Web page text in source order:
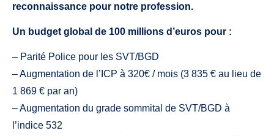
reconnaissance pour notre profession.
Un budget global de 100 millions d’euros pour :
– Parité Police pour les SVT/BGD
– Augmentation de l’ICP à 320€ / mois (3 835 € au lieu de
1 869 € par an)
– Augmentation du grade sommital de SVT/BGD à
l’indice 532